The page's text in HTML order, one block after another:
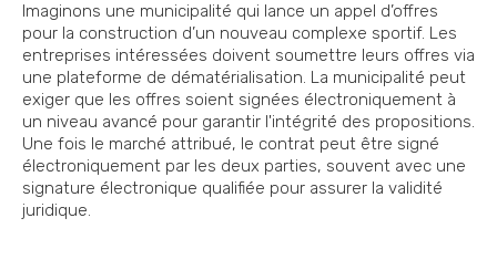
Imaginons une municipalité qui lance un appel d’offres
pour la construction d’un nouveau complexe sportif. Les
entreprises intéressées doivent soumettre leurs offres via
une plateforme de dématérialisation. La municipalité peut
exiger que les offres soient signées électroniquement à
un niveau avancé pour garantir l'intégrité des propositions.
Une fois le marché attribué, le contrat peut être signé
électroniquement par les deux parties, souvent avec une
signature électronique qualifiée pour assurer la validité
juridique.